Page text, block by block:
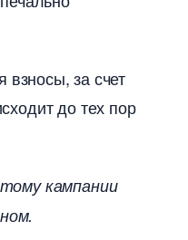
за счет
до тех пор
кампании